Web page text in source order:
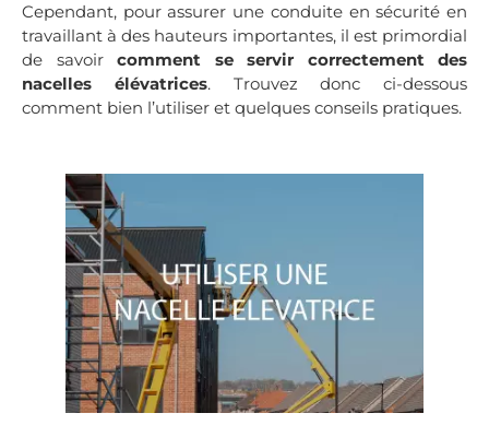
Cependant, pour assurer une conduite en sécurité en
travaillant à des hauteurs importantes, il est primordial
de savoir comment se servir correctement des
nacelles élévatrices. Trouvez donc ci-dessous
comment bien l’utiliser et quelques conseils pratiques.